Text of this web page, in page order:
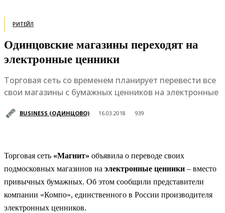
РИТЕЙЛ
Одинцовские магазины переходят на
электронные ценники
Торговая сеть со временем планирует перевести все
свои магазины с бумажных ценников на электронные
BUSINESS (ОДИНЦОВО) 16.03.2018 939
Торговая сеть «Магнит» объявила о переводе своих
подмосковных магазинов на электронные ценники – вместо
привычных бумажных. Об этом сообщили представители
компании «Компо», единственного в России производителя
электронных ценников.